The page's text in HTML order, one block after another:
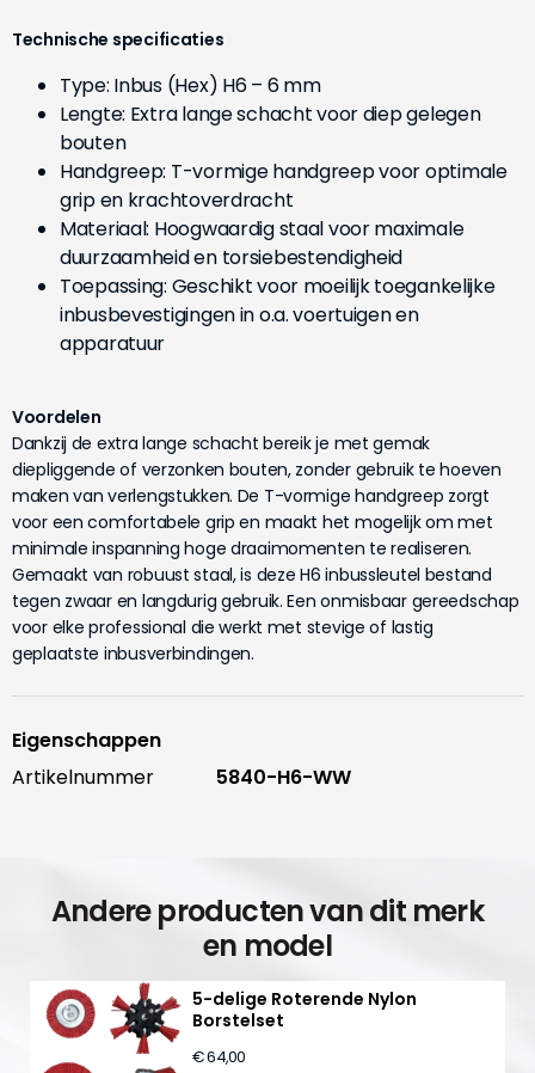
Technische specificaties
Type: Inbus (Hex) H6 – 6 mm
Lengte: Extra lange schacht voor diep gelegen
bouten
Handgreep: T-vormige handgreep voor optimale
grip en krachtoverdracht
Materiaal: Hoogwaardig staal voor maximale
duurzaamheid en torsiebestendigheid
Toepassing: Geschikt voor moeilijk toegankelijke
inbusbevestigingen in o.a. voertuigen en
apparatuur
Voordelen
Dankzij de extra lange schacht bereik je met gemak
diepliggende of verzonken bouten, zonder gebruik te hoeven
maken van verlengstukken. De T-vormige handgreep zorgt
voor een comfortabele grip en maakt het mogelijk om met
minimale inspanning hoge draaimomenten te realiseren.
Gemaakt van robuust staal, is deze H6 inbussleutel bestand
tegen zwaar en langdurig gebruik. Een onmisbaar gereedschap
voor elke professional die werkt met stevige of lastig
geplaatste inbusverbindingen.
Eigenschappen
Artikelnummer
5840-H6-WW
Andere producten van dit merk
en model
5-delige Roterende Nylon
Borstelset
€ 64,00